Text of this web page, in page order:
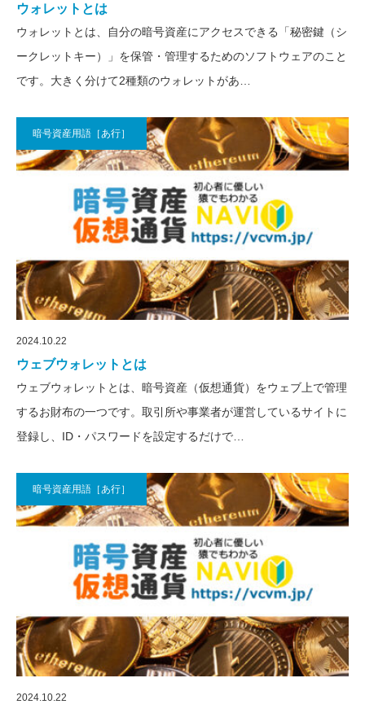
ウォレットとは
ウォレットとは、自分の暗号資産にアクセスできる「秘密鍵（シ
ークレットキー）」を保管・管理するためのソフトウェアのこと
です。大きく分けて2種類のウォレットがあ…
暗号資産用語［あ行］
2024.10.22
ウェブウォレットとは
ウェブウォレットとは、暗号資産（仮想通貨）をウェブ上で管理
するお財布の一つです。取引所や事業者が運営しているサイトに
登録し、ID・パスワードを設定するだけで…
暗号資産用語［あ行］
2024.10.22